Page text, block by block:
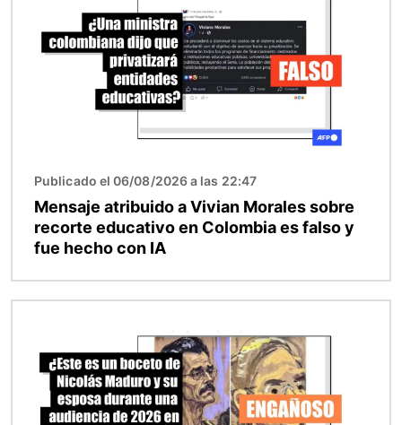
Publicado el 06/08/2026 a las 22:47
Mensaje atribuido a Vivian Morales sobre
recorte educativo en Colombia es falso y
fue hecho con IA